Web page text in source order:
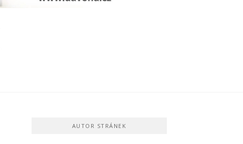
AUTOR STRÁNEK